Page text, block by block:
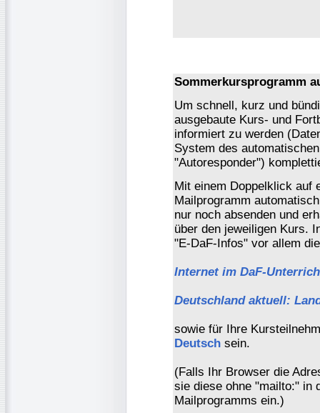
Sommerkursprogramm
Um schnell, kurz und
ausgebaute Kurs- und
informiert zu werden
System des
"Autoresponder")
Mit einem Doppelklick auf
Mailprogramm
nur noch absenden und
über den jeweiligen Kurs.
"E-DaF-Infos" vor allem
Internet im DaF-
Deutschland aktuell:
sowie für Ihre
Deutsch sein.
(Falls Ihr Browser die
sie diese ohne "mailto:" in
Mailprogramms ein.)